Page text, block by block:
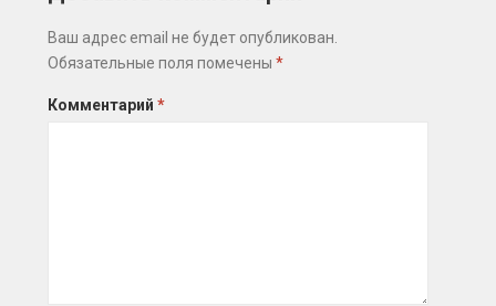
Ваш адрес email не будет опубликован.
Обязательные поля помечены*
Комментарий*